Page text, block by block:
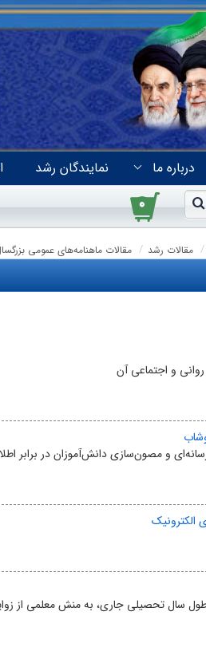
درباره ما نمایندگان رشد
۰
مقالات رشد مقالات ماهنامه‌های عمومی
و اجتماعی آن
و مصون‌سازی دانش‌آموزان در برابر
الکترونیک
سال تحصیلی جاری، به منش معلمی از